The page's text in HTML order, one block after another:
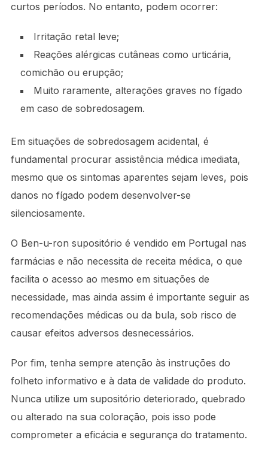
curtos períodos. No entanto, podem ocorrer:
Irritação retal leve;
Reações alérgicas cutâneas como urticária,
comichão ou erupção;
Muito raramente, alterações graves no fígado
em caso de sobredosagem.
Em situações de sobredosagem acidental, é
fundamental procurar assistência médica imediata,
mesmo que os sintomas aparentes sejam leves, pois
danos no fígado podem desenvolver-se
silenciosamente.
O Ben-u-ron supositório é vendido em Portugal nas
farmácias e não necessita de receita médica, o que
facilita o acesso ao mesmo em situações de
necessidade, mas ainda assim é importante seguir as
recomendações médicas ou da bula, sob risco de
causar efeitos adversos desnecessários.
Por fim, tenha sempre atenção às instruções do
folheto informativo e à data de validade do produto.
Nunca utilize um supositório deteriorado, quebrado
ou alterado na sua coloração, pois isso pode
comprometer a eficácia e segurança do tratamento.